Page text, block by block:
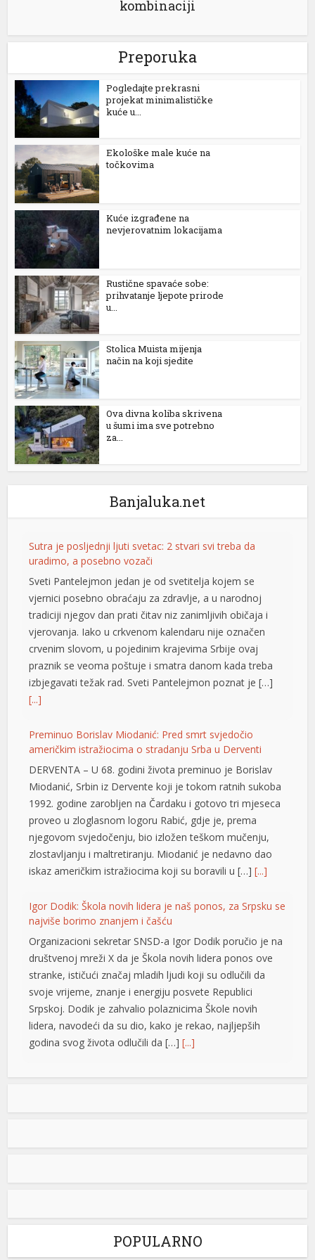
kombinaciji
Preporuka
Pogledajte prekrasni
projekat minimalističke
kuće u...
Ekološke male kuće na
točkovima
Kuće izgrađene na
nevjerovatnim lokacijama
Rustične spavaće sobe:
prihvatanje ljepote prirode
u...
Stolica Muista mijenja
način na koji sjedite
Ova divna koliba skrivena
u šumi ima sve potrebno
za...
Banjaluka.net
Sutra je posljednji ljuti svetac: 2 stvari svi treba da
uradimo, a posebno vozači
Sveti Pantelejmon jedan je od svetitelja kojem se
vjernici posebno obraćaju za zdravlje, a u narodnoj
tradiciji njegov dan prati čitav niz zanimljivih običaja i
vjerovanja. Iako u crkvenom kalendaru nije označen
crvenim slovom, u pojedinim krajevima Srbije ovaj
praznik se veoma poštuje i smatra danom kada treba
izbjegavati težak rad. Sveti Pantelejmon poznat je […]
[...]
Preminuo Borislav Miodanić: Pred smrt svjedočio
američkim istražiocima o stradanju Srba u Derventi
DERVENTA – U 68. godini života preminuo je Borislav
Miodanić, Srbin iz Dervente koji je tokom ratnih sukoba
1992. godine zarobljen na Čardaku i gotovo tri mjeseca
proveo u zloglasnom logoru Rabić, gdje je, prema
njegovom svjedočenju, bio izložen teškom mučenju,
zlostavljanju i maltretiranju. Miodanić je nedavno dao
iskaz američkim istražiocima koji su boravili u […][...]
Igor Dodik: Škola novih lidera je naš ponos, za Srpsku se
najviše borimo znanjem i čašću
Organizacioni sekretar SNSD-a Igor Dodik poručio je na
društvenoj mreži X da je Škola novih lidera ponos ove
stranke, ističući značaj mladih ljudi koji su odlučili da
svoje vrijeme, znanje i energiju posvete Republici
Srpskoj. Dodik je zahvalio polaznicima Škole novih
lidera, navodeći da su dio, kako je rekao, najljepših
godina svog života odlučili da […][...]
Jedna zemlja drži gotovo četvrtinu ekonomije EU: Novi
Vrijednost bruto domaćeg proizvoda (BDP) Evropske
najveća ekonomija Unije i dalje je Njemačka, čiji je BDP
ekonomije EU, pokazuju novi podaci Evrostata. Vodeće
POPULARNO